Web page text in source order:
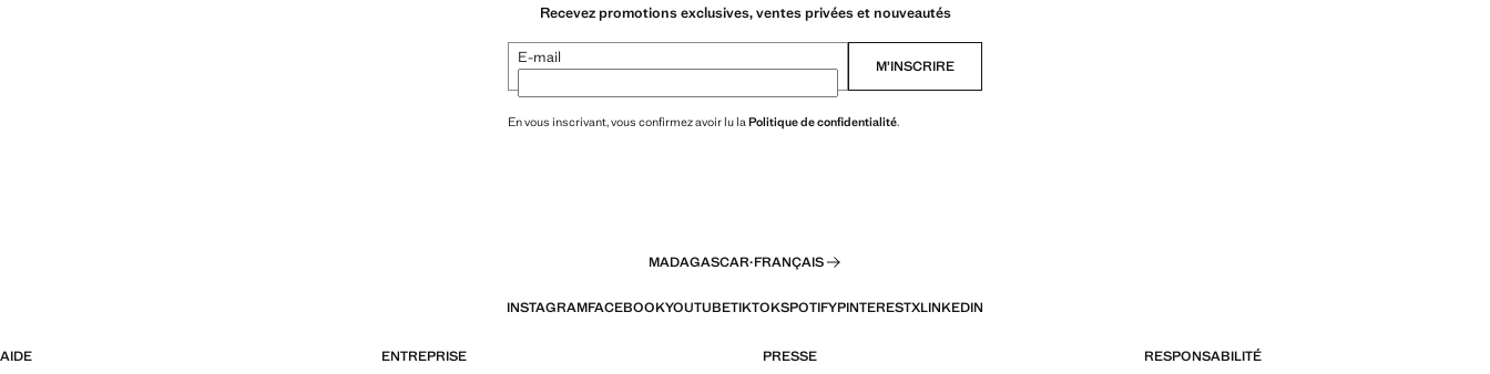
Recevez promotions exclusives, ventes privées et nouveautés
E-mail M’INSCRIRE
En vous inscrivant, vous confirmez avoir lu laPolitique de confidentialité.
MADAGASCAR·FRANÇAIS
INSTAGRAMFACEBOOKYOUTUBETIKTOKSPOTIFYPINTERESTXLINKEDIN
AIDE ENTREPRISE PRESSE RESPONSABILITÉ